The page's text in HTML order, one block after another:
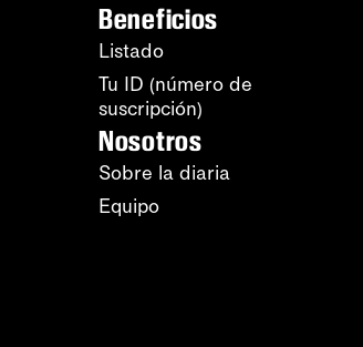
Beneficios
Listado
Tu ID (número de
suscripción)
Nosotros
Sobre la diaria
Equipo